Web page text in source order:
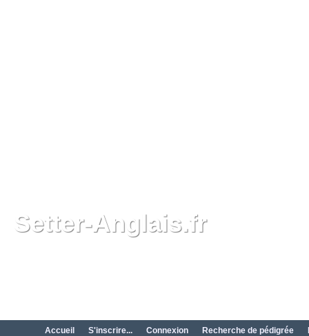
Setter-Anglais.fr
Accueil S'inscrire... Connexion Recherche de pédigrée